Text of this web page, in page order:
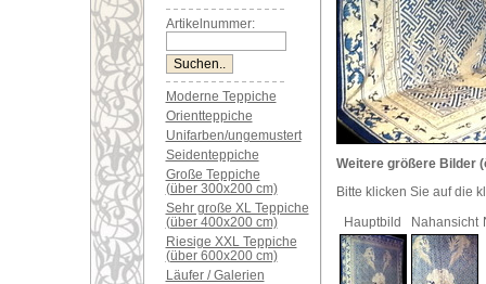
Artikelnummer:
Moderne Teppiche
Orientteppiche
Unifarben/ungemustert
Seidenteppiche
Große Teppiche
(über 300x200 cm)
Sehr große XL Teppiche
(über 400x200 cm)
Riesige XXL Teppiche
(über 600x200 cm)
Läufer / Galerien
Weitere größere Bilder
Bitte klicken Sie auf die
Hauptbild
Nahansicht